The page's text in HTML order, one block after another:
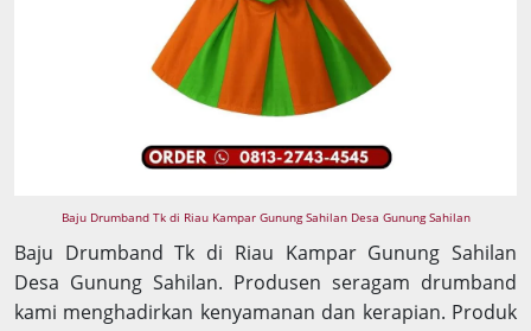
Baju Drumband Tk di Riau Kampar Gunung Sahilan Desa Gunung Sahilan
Baju Drumband Tk di Riau Kampar Gunung Sahilan
Desa Gunung Sahilan. Produsen seragam drumband
kami menghadirkan kenyamanan dan kerapian. Produk